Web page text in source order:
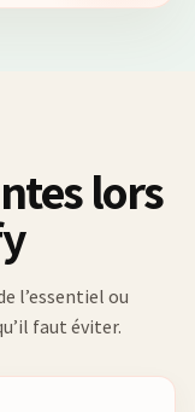
lors
l’essentiel ou
faut éviter.